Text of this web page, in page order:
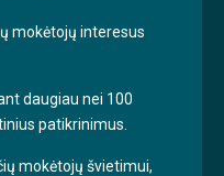
mokėtojų interesus
daugiau nei 100
patikrinimus.
mokėtojų švietimui,